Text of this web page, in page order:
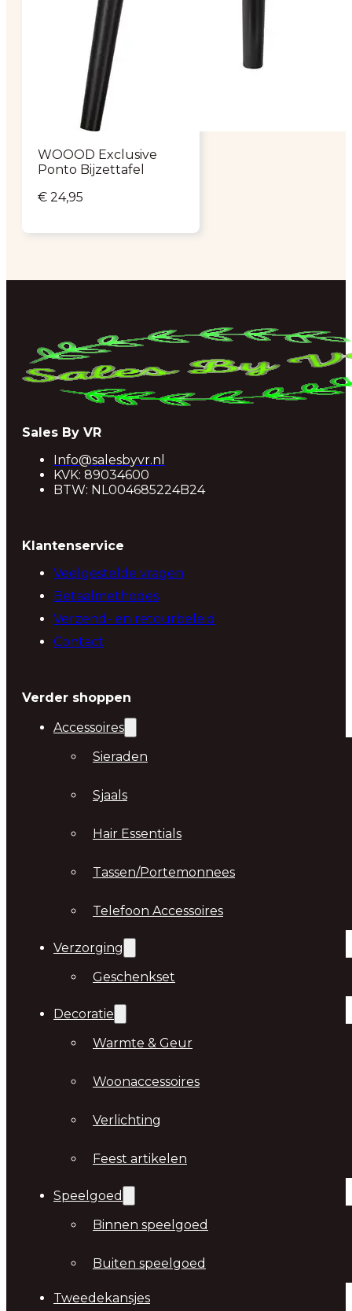
WOOOD Exclusive
Ponto Bijzettafel
€ 24,95
Sales By VR
Info@salesbyvr.nl
KVK: 89034600
BTW: NL004685224B24
Klantenservice
Veelgestelde vragen
Betaalmethodes
Verzend- en retourbeleid
Contact
Verder shoppen
Accessoires
Sieraden
Sjaals
Hair Essentials
Tassen/Portemonnees
Telefoon Accessoires
Verzorging
Geschenkset
Decoratie
Warmte & Geur
Woonaccessoires
Verlichting
Feest artikelen
Speelgoed
Binnen speelgoed
Buiten speelgoed
Tweedekansjes